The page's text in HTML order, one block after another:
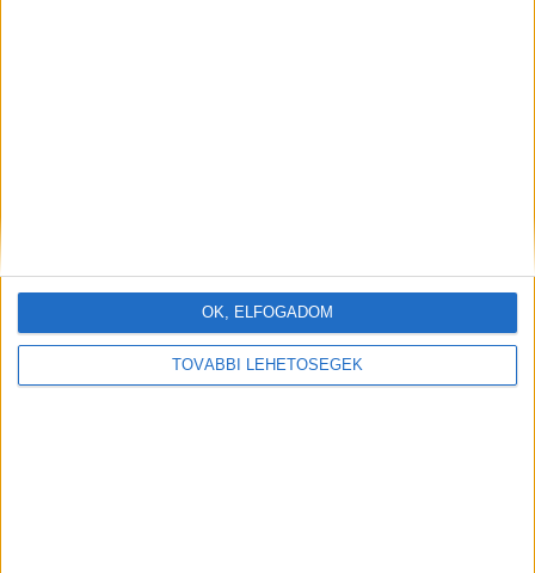
TOVÁBBI LEHETŐSÉGEK
OK, ELFOGADOM